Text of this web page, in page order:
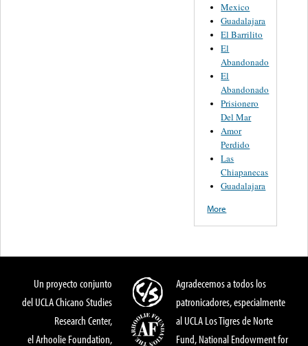
Mexico
Guadalajara
El Barrilito
El
Abandonado
El
Abandonado
Prisionero
Del Mar
Amor
Perdido
Las
Chiapanecas
Guadalajara
More
Un proyecto conjunto
del UCLA Chicano Studies
Research Center,
el Arhoolie Foundation,
Agradecemos a todos los
patronicadores, especialmente
al UCLA Los Tigres de Norte
Fund, National Endowment for